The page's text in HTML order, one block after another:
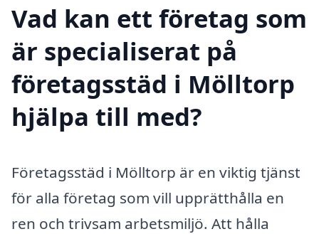
Vad kan ett företag som
är specialiserat på
företagsstäd i Mölltorp
hjälpa till med?
Företagsstäd i Mölltorp är en viktig tjänst
för alla företag som vill upprätthålla en
ren och trivsam arbetsmiljö. Att hålla